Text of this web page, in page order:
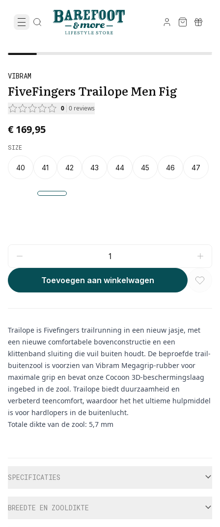
VIBRAM
FiveFingers Trailope Men Fig
0 0 reviews
€ 169,95
SIZE
40 41 42 43 44 45 46 47
Toevoegen aan winkelwagen
Trailope is Fivefingers trailrunning in een nieuw jasje, met
een nieuwe comfortabele bovenconstructie en een
klittenband sluiting die vuil buiten houdt. De beproefde trail-
buitenzool is voorzien van Vibram Megagrip-rubber voor
maximale grip en bevat onze Cocoon 3D-beschermingslaag
ingebed in de zool. Trailope biedt duurzaamheid en
verbeterd teencomfort, waardoor het het ultieme hulpmiddel
is voor hardlopers in de buitenlucht.
Totale dikte van de zool: 5,7 mm
SPECIFICATIES
BREEDTE EN ZOOLDIKTE